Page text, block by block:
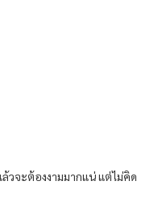
วจะ​ต้อง​งามมาก​แน่​ แต่​ไม่คิด​